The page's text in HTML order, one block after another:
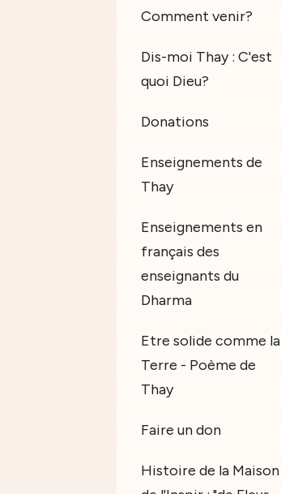
Comment venir?
Dis-moi Thay : C'est
quoi Dieu?
Donations
Enseignements de
Thay
Enseignements en
français des
enseignants du
Dharma
Etre solide comme la
Terre - Poème de
Thay
Faire un don
Histoire de la Maison